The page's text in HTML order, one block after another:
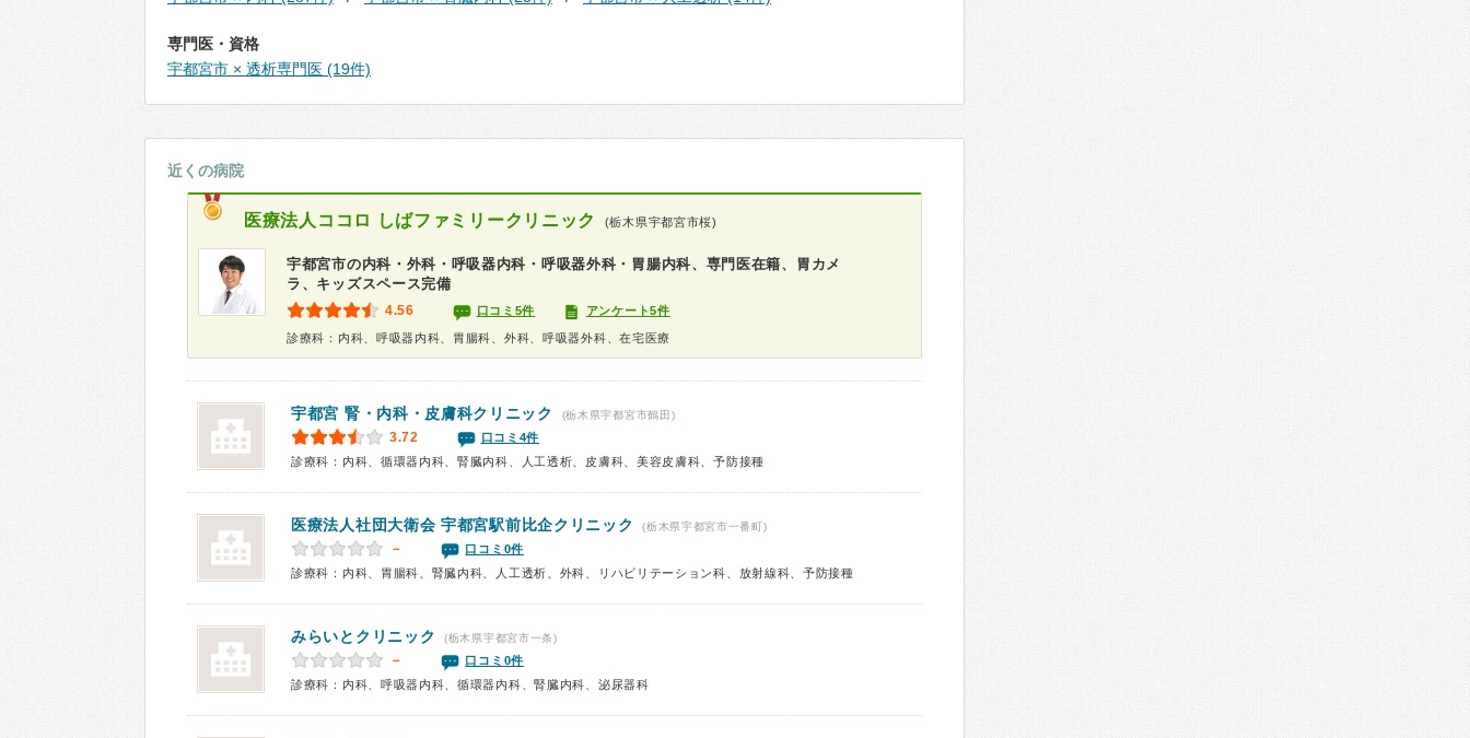
専門医・資格
宇都宮市 × 透析専門医 (19件)
近くの病院
医療法人ココロ しばファミリークリニック (栃木県宇都宮市桜)
宇都宮市の内科・外科・呼吸器内科・呼吸器外科・胃腸内科、専門医在籍、胃カメ
ラ、キッズスペース完備
4.56 口コミ5件 アンケート5件
診療科：内科、呼吸器内科、胃腸科、外科、呼吸器外科、在宅医療
宇都宮 腎・内科・皮膚科クリニック (栃木県宇都宮市鶴田)
3.72
口コミ4件
診療科：内科、循環器内科、腎臓内科、人工透析、皮膚科、美容皮膚科、予防接種
医療法人社団大衛会 宇都宮駅前比企クリニック (栃木県宇都宮市一番町)
－
口コミ0件
診療科：内科、胃腸科、腎臓内科、人工透析、外科、リハビリテーション科、放射線科、予防接種
みらいとクリニック (栃木県宇都宮市一条)
－
口コミ0件
診療科：内科、呼吸器内科、循環器内科、腎臓内科、泌尿器科